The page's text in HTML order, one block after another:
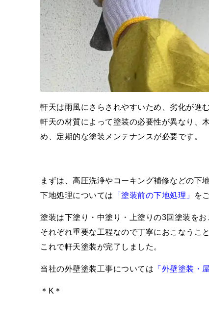
軒天は雨風にさらされやすいため、劣化が進
軒天の材質によって塗装の必要性が異なり、
め、定期的な塗装メンテナンスが必要です。
まずは、高圧洗浄やコーキング補修などの下
下地処理については 「塗装前の下地処理」 を
塗装は下塗り・中塗り・上塗りの3回塗装を
それぞれ重要な工程なので丁寧におこなうこ
これで軒天塗装が完了しました。
当社の外壁塗装工事については 「外壁塗装・
＊K＊